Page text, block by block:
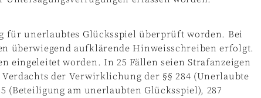
für unerlaubtes Glücksspiel überprüft worden. Bei
überwiegend aufklärende Hinweisschreiben erfolgt.
eingeleitet worden. In 25 Fällen seien Strafanzeigen
der Verwirklichung der §§ 284 (Unerlaubte
(Beteiligung am unerlaubten Glücksspiel), 287